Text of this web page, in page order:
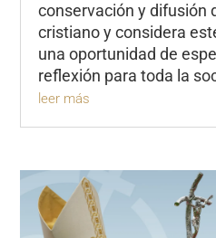
conservación y difusión
cristiano y considera
una oportunidad de
reflexión para toda la
leer más